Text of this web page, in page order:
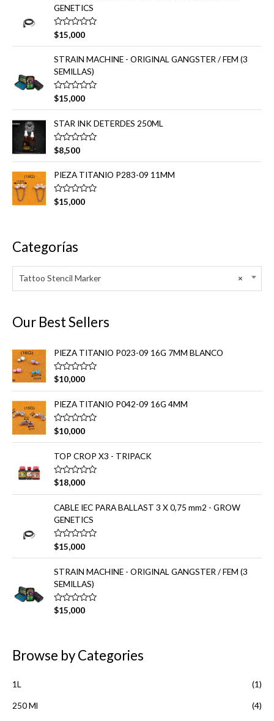
d
e
5
a
d
o
e
n
0
d
e
5
GENETICS
V
a
l
o
r
a
d
o
e
n
0
d
e
5
$15,000
STRAIN MACHINE - ORIGINAL GANGSTER / FEM (3
SEMILLAS)
V
o
r
a
d
o
e
0
d
e
5
$15,000
STAR INK DETERDES 250ML
V
a
l
o
r
a
d
o
e
5
$8,500
PIEZA TITANIO P283-09 11MM
V
d
e
0
$15,000
Categorías
×
Tattoo Stencil Marker
Our Best Sellers
PIEZA TITANIO P023-09 16G 7MM BLANCO
V
l
o
r
a
d
o
e
0
d
e
5
$10,000
PIEZA TITANIO P042-09 16G 4MM
V
a
l
o
r
a
d
o
e
0
d
e
5
$10,000
TOP CROP X3 - TRIPACK
V
l
o
r
a
d
o
e
n
0
d
e
5
$18,000
CABLE IEC PARA BALLAST 3 X 0,75 mm2 - GROW
GENETICS
V
a
l
o
r
a
d
o
e
n
$15,000
STRAIN MACHINE - ORIGINAL GANGSTER / FEM (3
SEMILLAS)
V
d
$15,000
Browse by Categories
1L (1)
250 Ml (4)